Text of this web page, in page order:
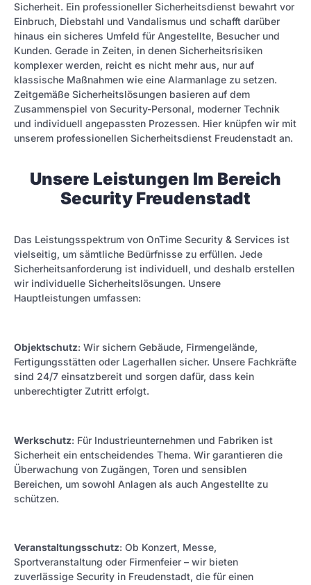
Sicherheit. Ein professioneller Sicherheitsdienst bewahrt vor
Einbruch, Diebstahl und Vandalismus und schafft darüber
hinaus ein sicheres Umfeld für Angestellte, Besucher und
Kunden. Gerade in Zeiten, in denen Sicherheitsrisiken
komplexer werden, reicht es nicht mehr aus, nur auf
klassische Maßnahmen wie eine Alarmanlage zu setzen.
Zeitgemäße Sicherheitslösungen basieren auf dem
Zusammenspiel von Security-Personal, moderner Technik
und individuell angepassten Prozessen. Hier knüpfen wir mit
unserem professionellen Sicherheitsdienst Freudenstadt an.
Unsere Leistungen Im Bereich
Security Freudenstadt
Das Leistungsspektrum von OnTime Security & Services ist
vielseitig, um sämtliche Bedürfnisse zu erfüllen. Jede
Sicherheitsanforderung ist individuell, und deshalb erstellen
wir individuelle Sicherheitslösungen. Unsere
Hauptleistungen umfassen:
Objektschutz: Wir sichern Gebäude, Firmengelände,
Fertigungsstätten oder Lagerhallen sicher. Unsere Fachkräfte
sind 24/7 einsatzbereit und sorgen dafür, dass kein
unberechtigter Zutritt erfolgt.
Werkschutz: Für Industrieunternehmen und Fabriken ist
Sicherheit ein entscheidendes Thema. Wir garantieren die
Überwachung von Zugängen, Toren und sensiblen
Bereichen, um sowohl Anlagen als auch Angestellte zu
schützen.
Veranstaltungsschutz: Ob Konzert, Messe,
Sportveranstaltung oder Firmenfeier – wir bieten
zuverlässige Security in Freudenstadt, die für einen